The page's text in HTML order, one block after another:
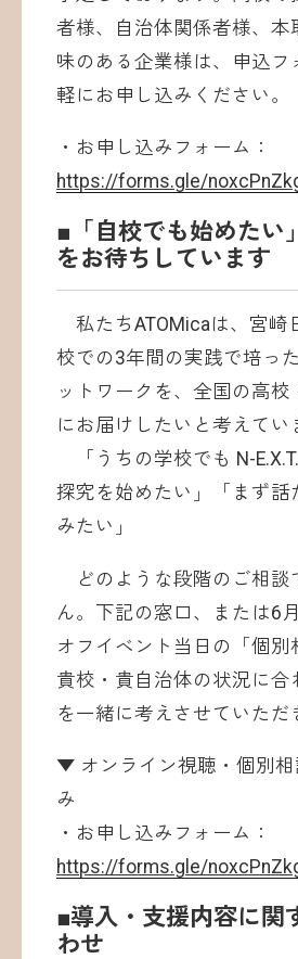
者様、自治体関係者様、本
味のある企業様は、申込フ
軽にお申し込みください。
・お申し込みフォーム：
https://forms.gle/
■「自校でも始めたい
をお待ちしています
私たちATOMicaは、宮崎
校での3年間の実践で培っ
ットワークを、全国の高校
にお届けしたいと考えてい
「うちの学校でも N-
探究を始めたい」「まず話
みたい」
どのような段階のご相談
ん。下記の窓口、または6
オフイベント当日の「個別
貴校・貴自治体の状況に合
を一緒に考えさせていただ
▼ オンライン視聴・個別
み
・お申し込みフォーム：
https://forms.gle/
■導入・支援内容に関
わせ